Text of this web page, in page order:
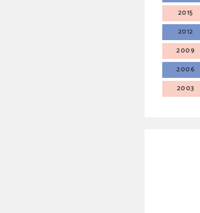
2015
2012
2009
2006
2003